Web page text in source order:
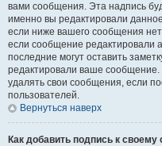
вами сообщения. Эта надпись
именно вы редактировали
если ниже вашего сообщения
если сообщение
последние могут оставить
редактировали ваше
удалять свои сообщения, если
пользователей.
Вернуться наверх
Как добавить подпись к